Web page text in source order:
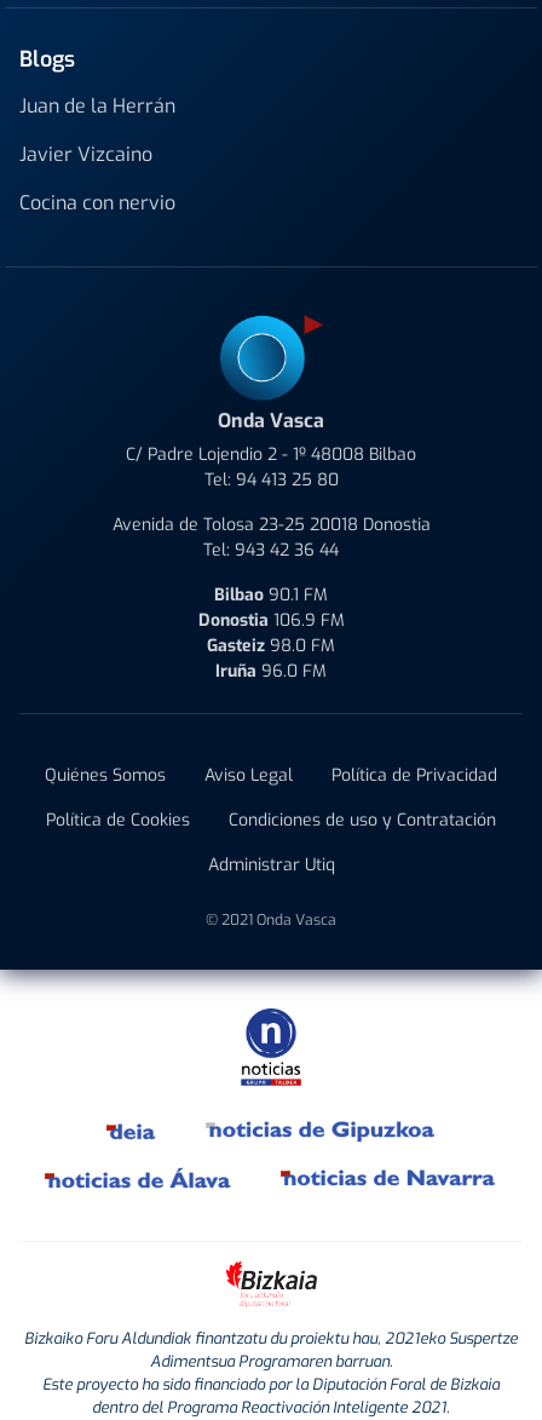
Blogs
Juan de la Herrán
Javier Vizcaino
Cocina con nervio
Onda Vasca
C/ Padre Lojendio 2 - 1º 48008 Bilbao
Tel: 94 413 25 80
Avenida de Tolosa 23-25 20018 Donostia
Tel: 943 42 36 44
Bilbao 90.1 FM
Donostia 106.9 FM
Gasteiz 98.0 FM
Iruña 96.0 FM
Quiénes Somos Aviso Legal
Política de Privacidad
Política de Cookies
Condiciones de uso y Contratación
Administrar Utiq
© 2021 Onda Vasca
Bizkaiko Foru Aldundiak finantzatu du proiektu hau, 2021eko Suspertze
Adimentsua Programaren barruan.
Este proyecto ha sido financiado por la Diputación Foral de Bizkaia
dentro del Programa Reactivación Inteligente 2021.